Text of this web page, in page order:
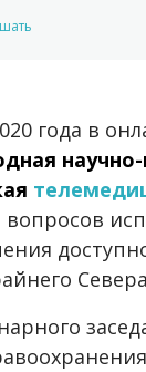
года в
вопросов